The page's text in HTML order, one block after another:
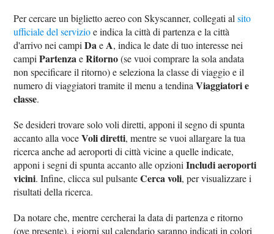
Per cercare un biglietto aereo con Skyscanner, collegati alsito
ufficiale del servizioe indica la città di partenza e la città
d'arrivo nei campiDae A, indica le date di tuo interesse nei
campiPartenzaeRitorno(se vuoi comprare la sola andata
non specificare il ritorno) e seleziona la classe di viaggio e il
numero di viaggiatori tramite il menu a tendinaViaggiatori e
classe.
Se desideri trovare solo voli diretti, apponi il segno di spunta
accanto alla voceVoli diretti, mentre se vuoi allargare la tua
ricerca anche ad aeroporti di città vicine a quelle indicate,
apponi i segni di spunta accanto alle opzioniIncludi aeroporti
vicini. Infine, clicca sul pulsanteCerca voli, per visualizzare i
risultati della ricerca.
Da notare che, mentre cercherai la data di partenza e ritorno
(ove presente), i giorni sul calendario saranno indicati in colori